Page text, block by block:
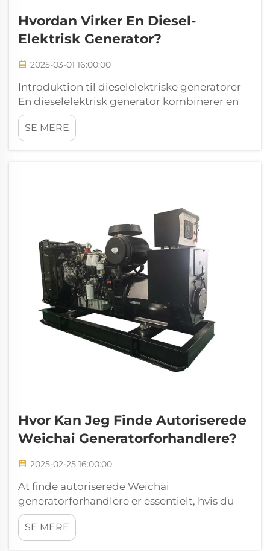
Hvordan Virker En Diesel-
Elektrisk Generator?
2025-03-01 16:00:00
Introduktion til dieselelektriske generatorer
En dieselelektrisk generator kombinerer en
traditionel dieselmotor med en elektrisk
generator for at pålideligt at kunne
producere strøm, hvis det er nødvendigt. Det,
SE MERE
Hvor Kan Jeg Finde Autoriserede
Weichai Generatorforhandlere?
2025-02-25 16:00:00
At finde autoriserede Weichai
generatorforhandlere er essentielt, hvis du
ønsker ægte produkter og pålidelig support.
Autoriserede forhandlere garanterer ægthed,
korrekte garantier og pålidelig
SE MERE